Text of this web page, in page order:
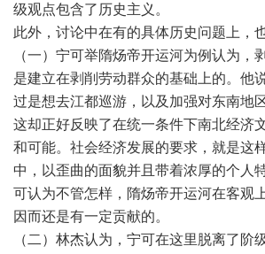
级观点包含了历史主义。
此外，讨论中在有的具体历史问题上，
（一）宁可举隋炀帝开运河为例认为，
是建立在剥削劳动群众的基础上的。他
过是想去江都巡游，以及加强对东南地
这却正好反映了在统一条件下南北经济
和可能。社会经济发展的要求，就是这
中，以歪曲的面貌并且带着浓厚的个人
可认为不管怎样，隋炀帝开运河在客观
因而还是有一定贡献的。
（二）林杰认为，宁可在这里脱离了阶